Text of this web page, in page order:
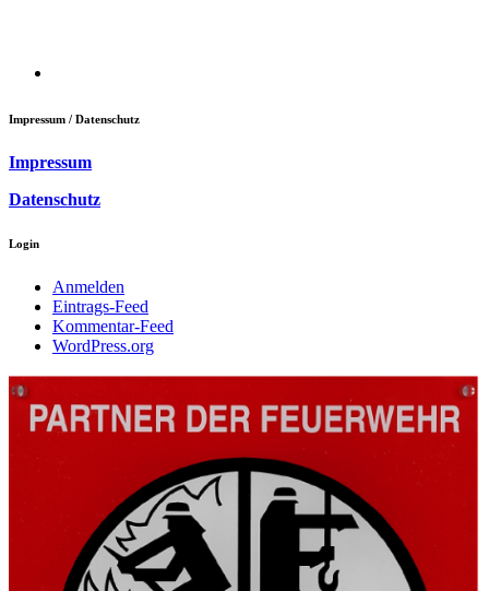
Impressum / Datenschutz
Impressum
Datenschutz
Login
Anmelden
Eintrags-Feed
Kommentar-Feed
WordPress.org